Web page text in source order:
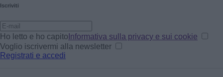
Iscriviti
Ho letto e ho capito Informativa sulla privacy e sui cookie
Voglio iscrivermi alla newsletter
Registrati e accedi